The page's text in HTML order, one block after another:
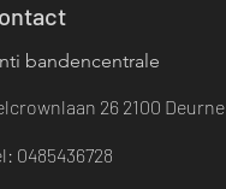
bandencentrale
26 2100 Deurne​
0485436728